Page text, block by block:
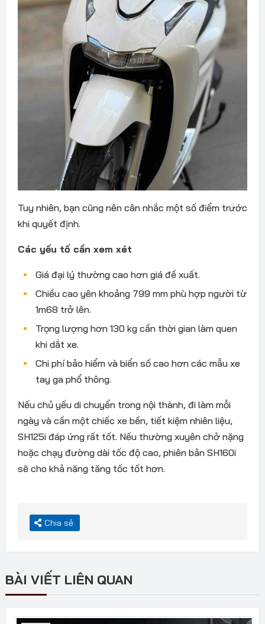
Tuy nhiên, bạn cũng nên cân nhắc một số điểm trước
khi quyết định.
Các yếu tố cần xem xét
Giá đại lý thường cao hơn giá đề xuất.
Chiều cao yên khoảng 799 mm phù hợp người từ
1m68 trở lên.
Trọng lượng hơn 130 kg cần thời gian làm quen
khi dắt xe.
Chi phí bảo hiểm và biển số cao hơn các mẫu xe
tay ga phổ thông.
Nếu chủ yếu di chuyển trong nội thành, đi làm mỗi
ngày và cần một chiếc xe bền, tiết kiệm nhiên liệu,
SH125i đáp ứng rất tốt. Nếu thường xuyên chở nặng
hoặc chạy đường dài tốc độ cao, phiên bản SH160i
sẽ cho khả năng tăng tốc tốt hơn.
Chia sẻ:
BÀI VIẾT LIÊN QUAN